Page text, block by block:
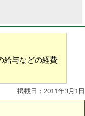
給与などの経費
掲載日：2011年3月1日